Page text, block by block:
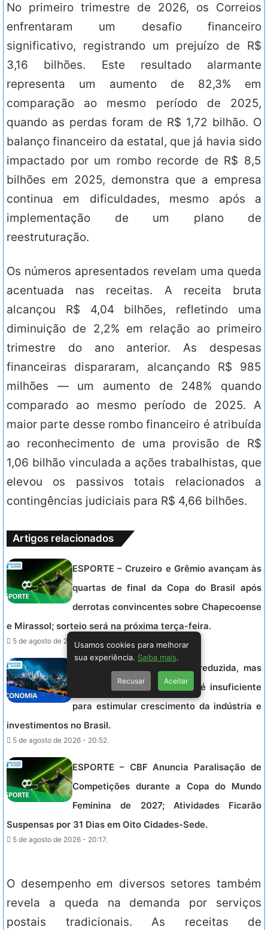
No primeiro trimestre de 2026, os Correios
enfrentaram um desafio financeiro
significativo, registrando um prejuízo de R$
3,16 bilhões. Este resultado alarmante
representa um aumento de 82,3% em
comparação ao mesmo período de 2025,
quando as perdas foram de R$ 1,72 bilhão. O
balanço financeiro da estatal, que já havia sido
impactado por um rombo recorde de R$ 8,5
bilhões em 2025, demonstra que a empresa
continua em dificuldades, mesmo após a
implementação de um plano de
reestruturação.
Os números apresentados revelam uma queda
acentuada nas receitas. A receita bruta
alcançou R$ 4,04 bilhões, refletindo uma
diminuição de 2,2% em relação ao primeiro
trimestre do ano anterior. As despesas
financeiras dispararam, alcançando R$ 985
milhões — um aumento de 248% quando
comparado ao mesmo período de 2025. A
maior parte desse rombo financeiro é atribuída
ao reconhecimento de uma provisão de R$
1,06 bilhão vinculada a ações trabalhistas, que
elevou os passivos totais relacionados a
contingências judiciais para R$ 4,66 bilhões.
Artigos relacionados
ESPORTE – Cruzeiro e Grêmio avançam às
quartas de final da Copa do Brasil após
derrotas convincentes sobre Chapecoense
e Mirassol; sorteio será na próxima terça-feira.
5 de agosto de 2026 - 21:54.
ECONOMIA – Taxa Selic é reduzida, mas
especialistas alertam: corte é insuficiente
para estimular crescimento da indústria e
investimentos no Brasil.
5 de agosto de 2026 - 20:52.
ESPORTE – CBF Anuncia Paralisação de
Competições durante a Copa do Mundo
Feminina de 2027; Atividades Ficarão
Suspensas por 31 Dias em Oito Cidades-Sede.
5 de agosto de 2026 - 20:17.
O desempenho em diversos setores também
revela a queda na demanda por serviços
postais tradicionais. As receitas de
Usamos cookies para melhorar
sua experiência. Saiba mais
Recusar Aceitar